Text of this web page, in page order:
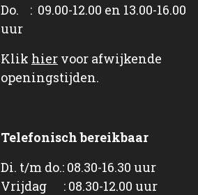
Do. : 09.00-12.00 en 13.00-16.00
uur
Klik hier voor afwijkende
openingstijden.
Telefonisch bereikbaar
Di. t/m do.: 08.30-16.30 uur
Vrijdag : 08.30-12.00 uur